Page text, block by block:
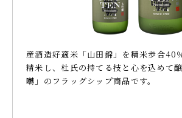
産酒造好適米「山田錦」を精米歩合40
精米し、杜氏の持てる技と心を込めて
囀」のフラッグシップ商品です。